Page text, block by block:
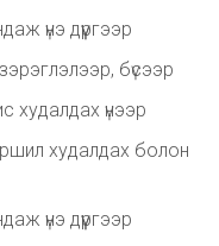
үнэ дүүргээр
бүсээр
худалдах үнээр
худалдах болон
үнэ дүүргээр